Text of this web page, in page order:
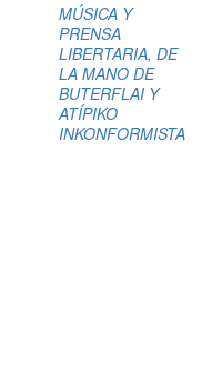
MÚSICA Y
PRENSA
LIBERTARIA, DE
LA MANO DE
BUTERFLAI Y
ATÍPIKO
INKONFORMISTA